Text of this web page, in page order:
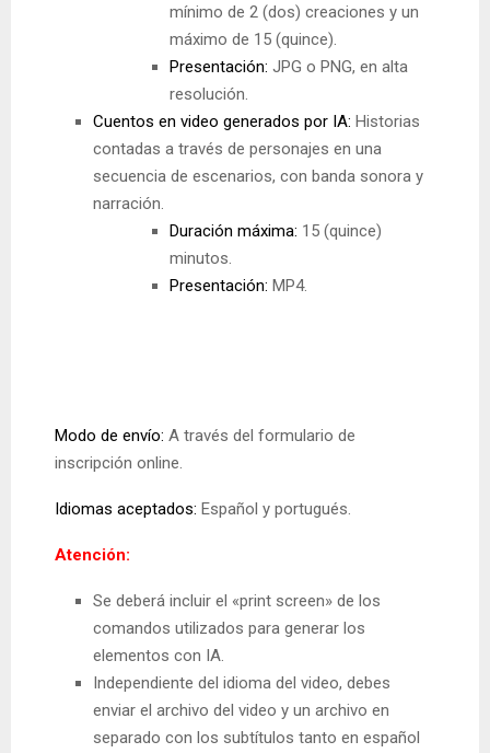
mínimo de 2 (dos) creaciones y un
máximo de 15 (quince).
Presentación: JPG o PNG, en alta
resolución.
Cuentos en video generados por IA: Historias
contadas a través de personajes en una
secuencia de escenarios, con banda sonora y
narración.
Duración máxima: 15 (quince)
minutos.
Presentación: MP4.
Modo de envío: A través del formulario de
inscripción online.
Idiomas aceptados: Español y portugués.
Atención:
Se deberá incluir el «print screen» de los
comandos utilizados para generar los
elementos con IA.
Independiente del idioma del video, debes
enviar el archivo del video y un archivo en
separado con los subtítulos tanto en español